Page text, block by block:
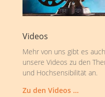
Videos
Mehr von uns gibt es
unsere Videos zu den
und Hochsensibilität an.
Zu den Videos …